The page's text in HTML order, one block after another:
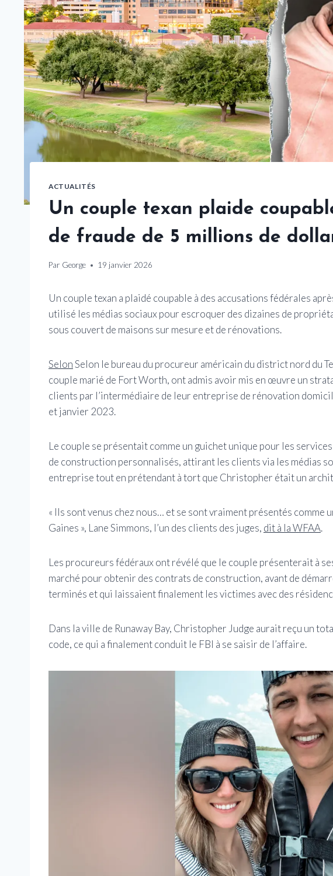
ACTUALITÉS
Un couple texan plaide
de fraude de 5 millions de
Par George 19 janvier 2026
Un couple texan a plaidé coupable à des accusations fédérales
utilisé les médias sociaux pour escroquer des dizaines de
sous couvert de maisons sur mesure et de rénovations.
SelonSelon le bureau du procureur américain du district nord du
couple marié de Fort Worth, ont admis avoir mis en œuvre un
clients par l’intermédiaire de leur entreprise de rénovation
et janvier 2023.
Le couple se présentait comme un guichet unique pour les
de construction personnalisés, attirant les clients via les médias
entreprise tout en prétendant à tort que Christopher était un
« Ils sont venus chez nous… et se sont vraiment présentés comme
Gaines », Lane Simmons, l’un des clients des juges, dit à la WFAA.
Les procureurs fédéraux ont révélé que le couple présenterait à
marché pour obtenir des contrats de construction, avant de
terminés et qui laissaient finalement les victimes avec des
Dans la ville de Runaway Bay, Christopher Judge aurait reçu un
code, ce qui a finalement conduit le FBI à se saisir de l’affaire.